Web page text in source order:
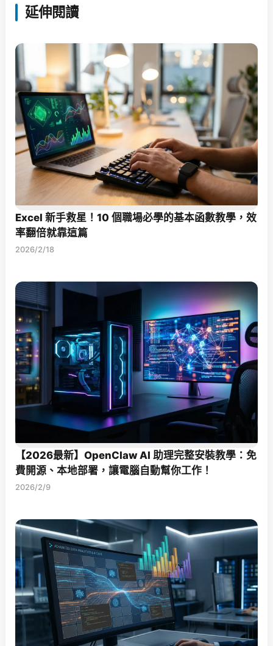
延伸閱讀
Excel 新手救星！10 個職場必學的基本函數教學，效
率翻倍就靠這篇
2026/2/18
【2026最新】OpenClaw AI 助理完整安裝教學：免
費開源、本地部署，讓電腦自動幫你工作！
2026/2/9